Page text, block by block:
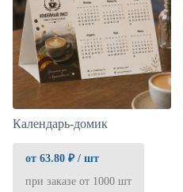
Календарь-домик
от 63.80 ₽ / шт
при заказе от 1000 шт